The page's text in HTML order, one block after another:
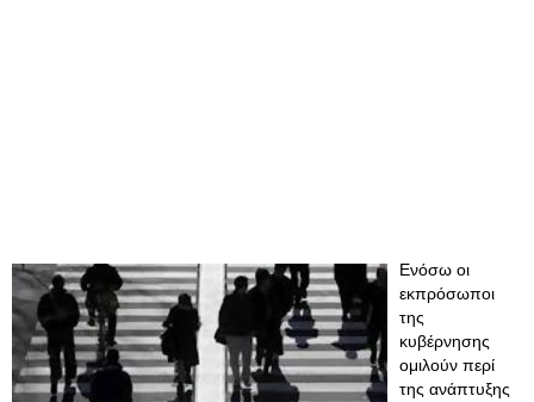
Ενόσω οι
εκπρόσωποι
της
κυβέρνησης
ομιλούν περί
της ανάπτυξης